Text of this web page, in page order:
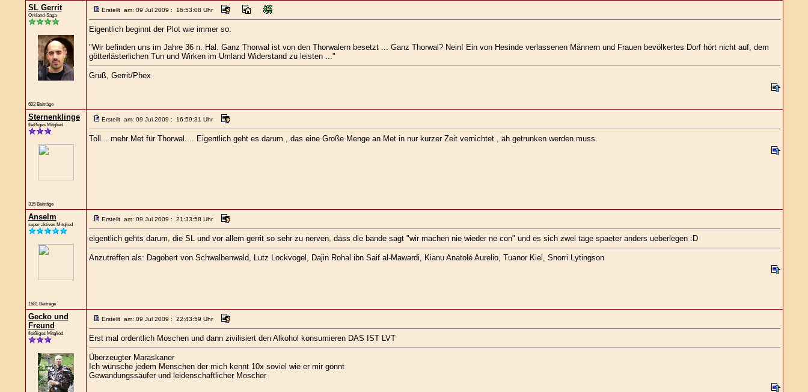
SL Gerrit
Orkland-Saga
602 Beiträge
Erstellt am: 09 Jul 2009 : 16:53:08 Uhr
Eigentlich beginnt der Plot wie immer so:
"Wir befinden uns im Jahre 36 n. Hal. Ganz Thorwal ist von den Thorwalern besetzt ... Ganz Thorwal? Nein! Ein von Hesinde verlassenen Männern und Frauen bevölkertes Dorf hört nicht auf, dem
götterlästerlichen Tun und Wirken im Umland Widerstand zu leisten ..."
Gruß, Gerrit/Phex
Sternenklinge
fleißiges Mitglied
315 Beiträge
Erstellt am: 09 Jul 2009 : 16:59:31 Uhr
Toll... mehr Met für Thorwal.... Eigentlich geht es darum , das eine Große Menge an Met in nur kurzer Zeit vernichtet , äh getrunken werden muss.
Anselm
super aktives Mitglied
1581 Beiträge
Erstellt am: 09 Jul 2009 : 21:33:58 Uhr
eigentlich gehts darum, die SL und vor allem gerrit so sehr zu nerven, dass die bande sagt "wir machen nie wieder ne con" und es sich zwei tage spaeter anders ueberlegen :D
Anzutreffen als: Dagobert von Schwalbenwald, Lutz Lockvogel, Dajin Rohal ibn Saif al-Mawardi, Kianu Anatolé Aurelio, Tuanor Kiel, Snorri Lytingson
Gecko und
Freund
fleißiges Mitglied
Erstellt am: 09 Jul 2009 : 22:43:59 Uhr
Erst mal ordentlich Moschen und dann zivilisiert den Alkohol konsumieren DAS IST LVT
Überzeugter Maraskaner
Ich wünsche jedem Menschen der mich kennt 10x soviel wie er mir gönnt
Gewandungssäufer und leidenschaftlicher Moscher